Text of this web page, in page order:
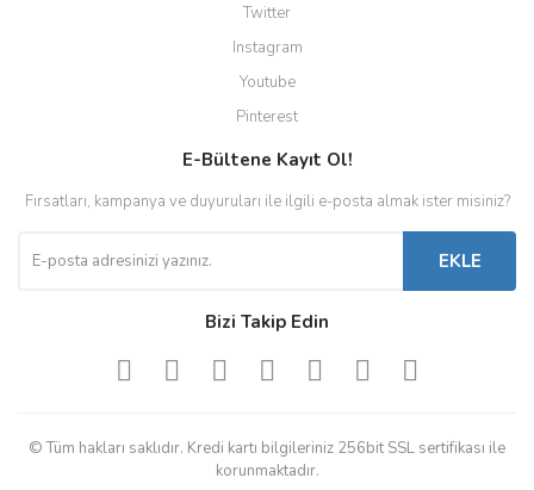
Twitter
Instagram
Youtube
Pinterest
E-Bültene Kayıt Ol!
Fırsatları, kampanya ve duyuruları ile ilgili e-posta almak ister misiniz?
EKLE
Bizi Takip Edin
© Tüm hakları saklıdır. Kredi kartı bilgileriniz 256bit SSL sertifikası ile
korunmaktadır.